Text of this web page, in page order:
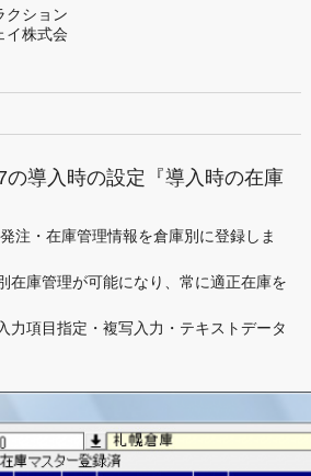
クション
株式会
の導入時の設定『導入時の在庫
注・在庫管理情報を倉庫別に登録しま
在庫管理が可能になり、常に適正在庫を
力項目指定・複写入力・テキストデータ